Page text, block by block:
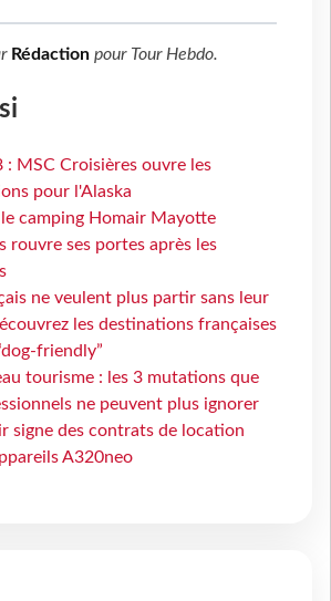
Rédaction pour Tour Hebdo.
: MSC Croisières ouvre les
pour l'Alaska
le camping Homair Mayotte
rouvre ses portes après les
ne veulent plus partir sans leur
les destinations françaises
friendly”
tourisme : les 3 mutations que
ne peuvent plus ignorer
signe des contrats de location
A320neo